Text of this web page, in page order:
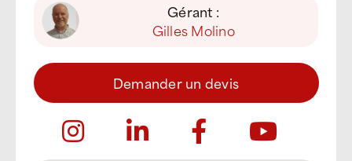
Gérant :
Gilles Molino
Demander un devis